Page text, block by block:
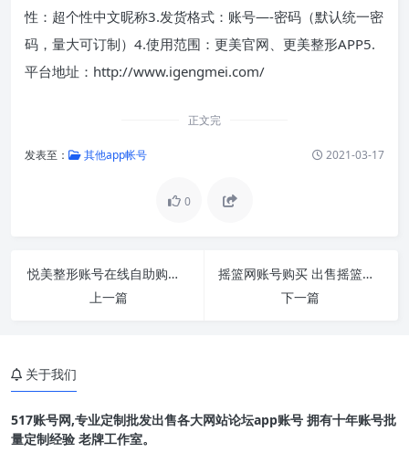
性：超个性中文昵称3.发货格式：账号—-密码（默认统一密
码，量大可订制）4.使用范围：更美官网、更美整形APP5.
平台地址：http://www.igengmei.com/
正文完
发表至： 其他app帐号 2021-03-17
0
悦美整形账号在线自助购买 出售悦美整形网小号
上一篇
摇篮网账号购买 出售摇篮网小号 批发 账号交易
下一篇
关于我们
517账号网,专业定制批发出售各大网站论坛app账号 拥有十年账号批
量定制经验 老牌工作室。